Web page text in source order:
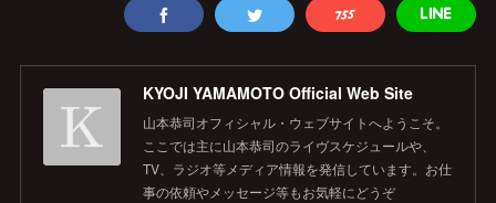
KYOJI YAMAMOTO Official Web Site
山本恭司オフィシャル・ウェブサイトへようこそ。
ここでは主に山本恭司のライヴスケジュールや、
TV、ラジオ等メディア情報を発信しています。お仕
事の依頼やメッセージ等もお気軽にどうぞ